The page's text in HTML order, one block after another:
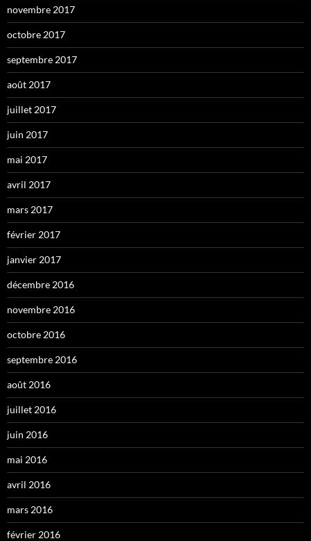
novembre 2017
octobre 2017
septembre 2017
août 2017
juillet 2017
juin 2017
mai 2017
avril 2017
mars 2017
février 2017
janvier 2017
décembre 2016
novembre 2016
octobre 2016
septembre 2016
août 2016
juillet 2016
juin 2016
mai 2016
avril 2016
mars 2016
février 2016